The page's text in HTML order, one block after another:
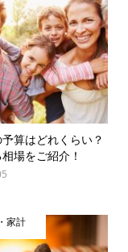
算はどれくらい？
場をご紹介！
家計